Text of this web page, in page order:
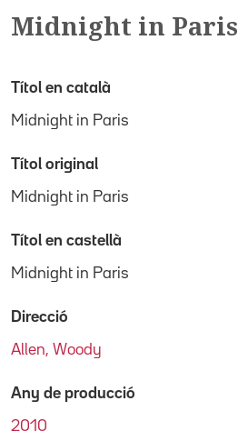
Midnight in Paris
Títol en català
Midnight in Paris
Títol original
Midnight in Paris
Títol en castellà
Midnight in Paris
Direcció
Allen, Woody
Any de producció
2010